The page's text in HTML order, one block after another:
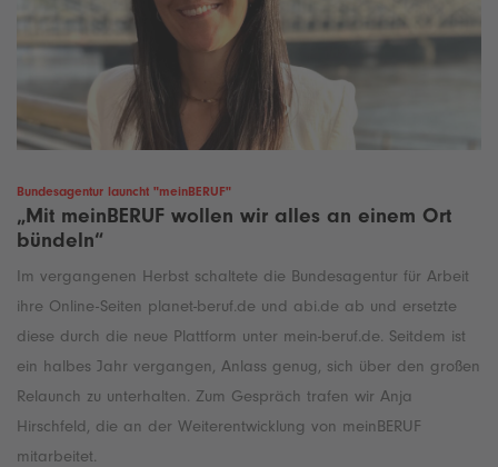
Bundesagentur launcht "meinBERUF"
„Mit meinBERUF wollen wir alles an einem Ort
bündeln“
Im vergangenen Herbst schaltete die Bundesagentur für Arbeit
ihre Online-Seiten planet-beruf.de und abi.de ab und ersetzte
diese durch die neue Plattform unter mein-beruf.de. Seitdem ist
ein halbes Jahr vergangen, Anlass genug, sich über den großen
Relaunch zu unterhalten. Zum Gespräch trafen wir Anja
Hirschfeld, die an der Weiterentwicklung von meinBERUF
mitarbeitet.